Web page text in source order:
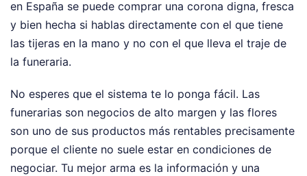
en España se puede comprar una corona digna, fresca
y bien hecha si hablas directamente con el que tiene
las tijeras en la mano y no con el que lleva el traje de
la funeraria.
No esperes que el sistema te lo ponga fácil. Las
funerarias son negocios de alto margen y las flores
son uno de sus productos más rentables precisamente
porque el cliente no suele estar en condiciones de
negociar. Tu mejor arma es la información y una